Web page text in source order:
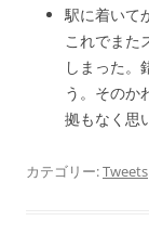
駅に着いて
これでまた
しまった。
う。そのか
拠もなく思
カテゴリー:Tweets